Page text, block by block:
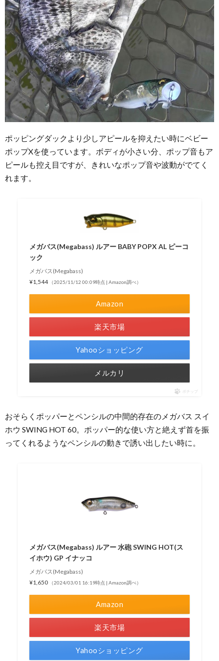
ポッピングダックより少しアピールを抑えたい時にベビー
ポップXを使っています。ボディが小さい分、ポップ音もア
ピールも控え目ですが、きれいなポップ音や波動がでてく
れます。
メガバス(Megabass) ルアー BABY POPX AL ピーコ
ック
メガバス(Megabass)
¥1,544 （2025/11/12 00:09時点 | Amazon調べ）
Amazon
楽天市場
Yahooショッピング
メルカリ
ポチップ
おそらくポッパーとペンシルの中間的存在のメガバス スイ
ホウ SWING HOT 60。ポッパー的な使い方と絶えず首を振
ってくれるようなペンシルの動きで誘い出したい時に。
メガバス(Megabass) ルアー 水砲 SWING HOT(ス
イホウ) GP イナッコ
メガバス(Megabass)
¥1,650
（2024/03/01 16:19時点 | Amazon調べ）
Amazon
楽天市場
Yahooショッピング